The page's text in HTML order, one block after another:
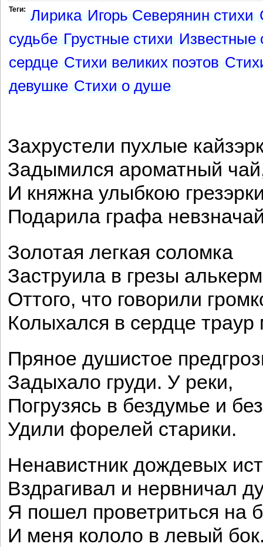
Теги: Лирика Игорь Северянин стихи
судьбе Грустные стихи Известные
сердце Стихи великих поэтов
девушке Стихи о душе
Захрустели пухлые
Задымился ароматный
И княжна улыбкою
Подарила графа
Золотая легкая соломка
Заструила в грезы
Оттого, что говорили
Колыхался в сердце траур
Пряное душистое
Задыхало груди. У реки,
Погрузясь в бездумье и
Удили форелей старики.
Ненавистник дождевых
Вздрагивал и нервничал
Я пошел проветриться на
И меня кололо в левый